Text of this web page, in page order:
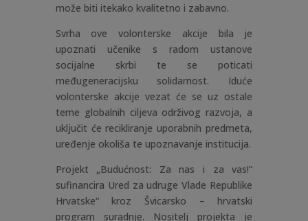
može biti itekako kvalitetno i zabavno.
Svrha ove volonterske akcije bila je
upoznati učenike s radom ustanove
socijalne skrbi te se poticati
međugeneracijsku solidarnost. Iduće
volonterske akcije vezat će se uz ostale
teme globalnih ciljeva održivog razvoja, a
uključit će recikliranje uporabnih predmeta,
uređenje okoliša te upoznavanje institucija.
Projekt „Budućnost: Za nas i za vas!“
sufinancira Ured za udruge Vlade Republike
Hrvatske“ kroz Švicarsko – hrvatski
program suradnje. Nositelj projekta je